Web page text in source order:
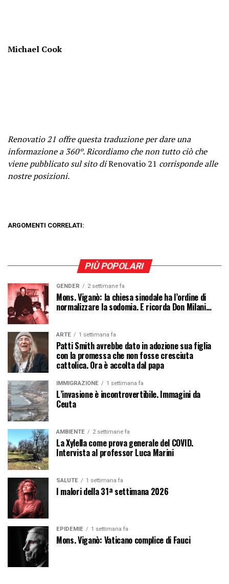
Michael Cook
Renovatio 21 offre questa traduzione per dare una
informazione a 360º. Ricordiamo che non tutto ciò che
viene pubblicato sul sito diRenovatio 21 corrisponde alle
nostre posizioni.
ARGOMENTI CORRELATI:
PIÙ POPOLARI
GENDER 2 settimane fa
Mons. Viganò: la chiesa sinodale ha l’ordine di
normalizzare la sodomia. E ricorda Don Milani…
ARTE 1 settimana fa
Patti Smith avrebbe dato in adozione sua figlia
con la promessa che non fosse cresciuta
cattolica. Ora è accolta dal papa
IMMIGRAZIONE 1 settimana fa
L’invasione è incontrovertibile. Immagini da
Ceuta
AMBIENTE 2 settimane fa
La Xylella come prova generale del COVID.
Intervista al professor Luca Marini
SALUTE 1 settimana fa
I malori della 31ª settimana 2026
EPIDEMIE 1 settimana fa
Mons. Viganò: Vaticano complice di Fauci